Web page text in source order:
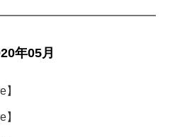
年05月
】
】